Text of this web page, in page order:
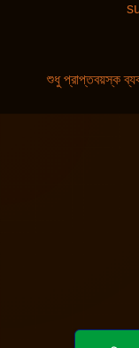
শুধু প্রাপ্তবয়স্ক